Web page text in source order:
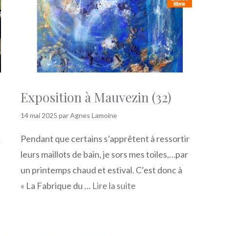
Exposition à Mauvezin (32)
14 mai 2025 parAgnes Lamoine
Pendant que certains s’apprêtent à ressortir
leurs maillots de bain, je sors mes toiles,…par
un printemps chaud et estival. C’est donc à
« La Fabrique du … Lire la suite